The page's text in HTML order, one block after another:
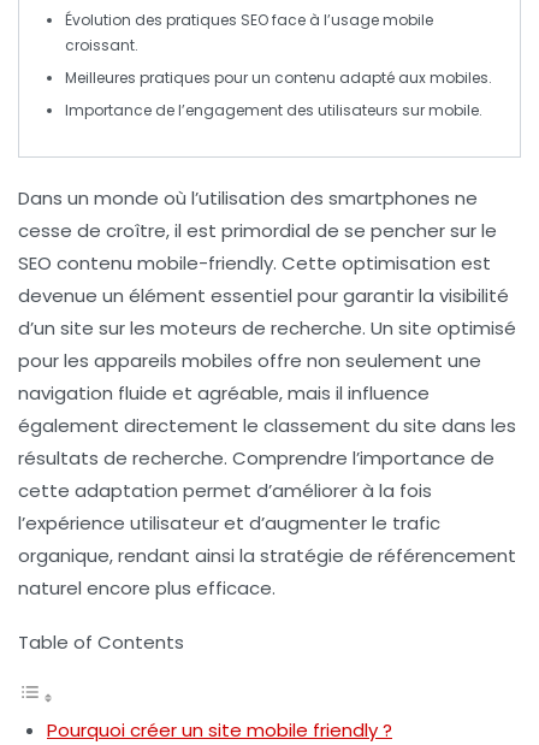
Évolution des pratiques SEOface à l’usage mobile
croissant.
Meilleures pratiques pour un contenu adapté aux mobiles.
Importance de l’engagement des utilisateurs sur mobile.
Dans un monde où l’utilisation des smartphones ne
cesse de croître, il est primordial de se pencher sur le
SEO contenu mobile-friendly. Cette optimisation est
devenue un élément essentiel pour garantir la visibilité
d’un site sur les moteurs de recherche. Un site optimisé
pour les appareils mobiles offre non seulement une
navigation fluide et agréable, mais il influence
également directement le classement du site dans les
résultats de recherche. Comprendre l’importance de
cette adaptation permet d’améliorer à la fois
l’expérience utilisateuret d’augmenter le trafic
organique, rendant ainsi la stratégie de référencement
naturel encore plus efficace.
Table of Contents
Pourquoi créer un site mobile friendly ?